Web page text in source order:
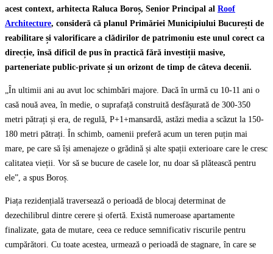
acest context, arhitecta Raluca Boroș, Senior Principal al Roof
Architecture, consideră că planul Primăriei Municipiului București de
reabilitare și valorificare a clădirilor de patrimoniu este unul corect ca
direcție, însă dificil de pus în practică fără investiții masive,
parteneriate public-private și un orizont de timp de câteva decenii.
„În ultimii ani au avut loc schimbări majore. Dacă în urmă cu 10-11 ani o
casă nouă avea, în medie, o suprafață construită desfășurată de 300-350
metri pătrați și era, de regulă, P+1+mansardă, astăzi media a scăzut la 150-
180 metri pătrați. În schimb, oamenii preferă acum un teren puțin mai
mare, pe care să își amenajeze o grădină și alte spații exterioare care le cresc
calitatea vieții. Vor să se bucure de casele lor, nu doar să plătească pentru
ele”, a spus Boroș.
Piața rezidențială traversează o perioadă de blocaj determinat de
dezechilibrul dintre cerere și ofertă. Există numeroase apartamente
finalizate, gata de mutare, ceea ce reduce semnificativ riscurile pentru
cumpărători. Cu toate acestea, urmează o perioadă de stagnare, în care se